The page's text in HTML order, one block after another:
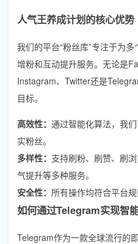
人气王养成计划的核心优势
我们的平台“粉丝库”专注于为
增粉和互动提升服务。无论是
Instagram、Twitter还是
目标。
高效性： 通过智能化算法，我
实粉丝。
多样性： 支持刷粉、刷赞、刷
气提升等多种服务。
安全性： 所有操作均符合平台
如何通过Telegram实现智
Telegram作为一款全球流行的